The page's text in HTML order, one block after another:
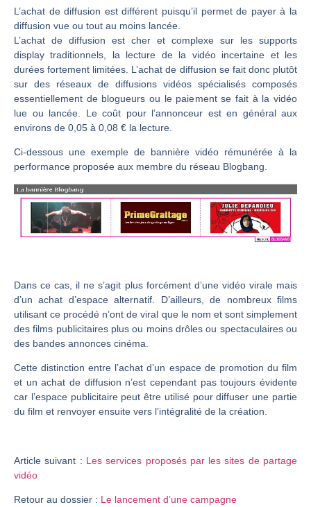
L’achat de diffusion est différent puisqu’il permet de payer à la
diffusion vue ou tout au moins lancée.
L’achat de diffusion est cher et complexe sur les supports
display traditionnels, la lecture de la vidéo incertaine et les
durées fortement limitées. L’achat de diffusion se fait donc plutôt
sur des réseaux de diffusions vidéos spécialisés composés
essentiellement de blogueurs ou le paiement se fait à la vidéo
lue ou lancée. Le coût pour l’annonceur est en général aux
environs de 0,05 à 0,08 € la lecture.
Ci-dessous une exemple de bannière vidéo rémunérée à la
performance proposée aux membre du réseau Blogbang.
Dans ce cas, il ne s’agit plus forcément d’une vidéo virale mais
d’un achat d’espace alternatif. D’ailleurs, de nombreux films
utilisant ce procédé n’ont de viral que le nom et sont simplement
des films publicitaires plus ou moins drôles ou spectaculaires ou
des bandes annonces cinéma.
Cette distinction entre l’achat d’un espace de promotion du film
et un achat de diffusion n’est cependant pas toujours évidente
car l’espace publicitaire peut être utilisé pour diffuser une partie
du film et renvoyer ensuite vers l’intégralité de la création.
Article suivant : Les services proposés par les sites de partage
vidéo
Retour au dossier : Le lancement d’une campagne